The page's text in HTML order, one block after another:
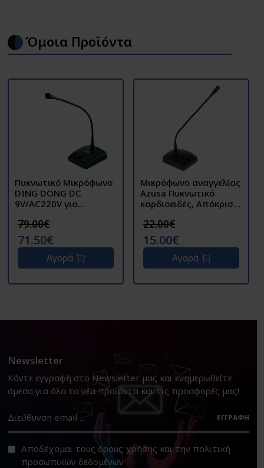
Όμοια Προϊόντα
Πυκνωτικό Μικρόφωνο
DING DONG DC
9V/AC220V για
Συνεδριάσεων M-340
79.00€
71.50€
Αγορά
Μικρόφωνο αναγγελίας
Azusa Πυκνωτικό
καρδιοειδές, Απόκριση
16kHz BM-38
22.00€
15.00€
Αγορά
Newsletter
Κάντε εγγραφή στο Newsletter μας και ενημερωθείτε
άμεσα για όλα τα νέα προϊόντα και τις προσφορές μας!
ΕΓΓΡΑΦΉ
Αποδέχομαι τους όρους χρήσης και την πολιτική
προσωπικών δεδομένων